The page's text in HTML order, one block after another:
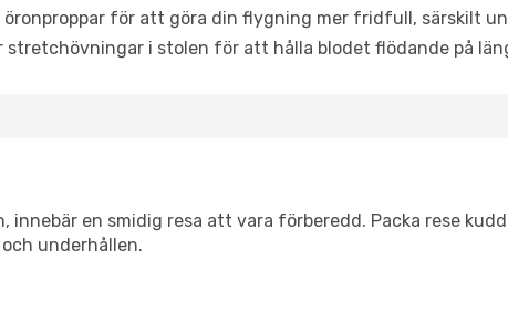
öronproppar för att göra din flygning mer fridfull, särskilt
stretchövningar i stolen för att hålla blodet flödande på
en smidig resa att vara förberedd. Packa rese
underhållen.